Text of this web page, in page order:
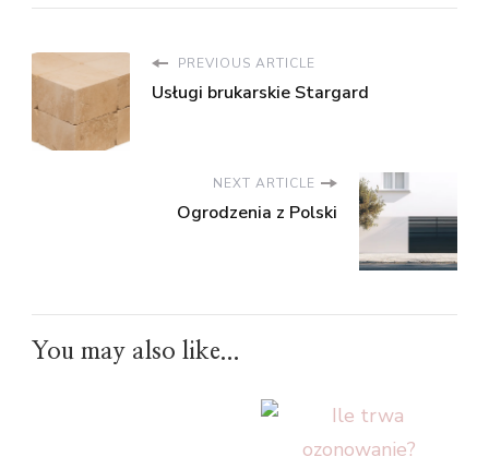
PREVIOUS ARTICLE
Usługi brukarskie Stargard
NEXT ARTICLE
Ogrodzenia z Polski
You may also like...